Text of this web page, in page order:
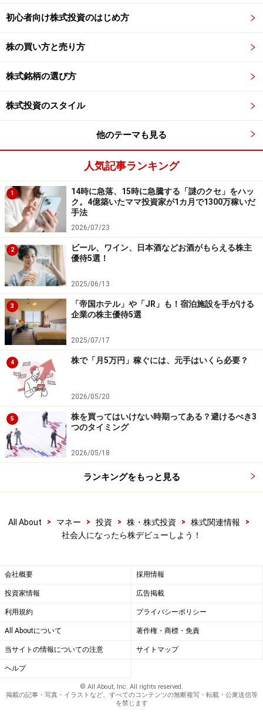
好調ということだけではありません。長く続いている低
金利時代がこのような流れを引き起こしたことも事実で
いまの時代、銀行に預けておくだけではお金はほとんど
増えません。
でも、株式投資なら運用の手腕で大きなリターンを狙う
きそうにない夢も、投資を味方につければ不可能ではな
いかもしれないのです。
環境の変化は、新しいことにチャレンジするのに絶好の
チャンス。「できる社会人」めざして、さっそく株を始
めてみてはいかがでしょうか？
※記事内容は執筆時点のものです。最新の内容をご確認くださ
本記事の内容は一般的な情報提供を目的としており、特定の金融
商品や投資行動を推奨するものではありません。
投資や資産運用に関する最終的なご判断はご自身の責任において
行ってください。
掲載情報の正確性・完全性については十分に配慮しております
が、その内容を保証するものではなく、これに基づく損失・損害
などについて当社は一切の責任を負いません。
最新の情報や詳細については、必ず各金融機関やサービス提供者
の公式情報をご確認ください。
【編集部からのお知らせ】
・「家計」について、アンケート（2026/8/31まで）
中です！
※抽選で20名にAmazonギフト券1000円分プレゼント
※謝礼付きの限定アンケートやモニター企画に参加が可能に
初心者向け株式投資のはじめ方
株の買い方と売り方
株式銘柄の選び方
株式投資のスタイル
他のテーマも見る
人気記事ランキング
1
14時に急落、15時に急騰する「謎のクセ」をハッ
ク。4億築いたママ投資家が1カ月で1300万稼いだ
手法
2026/07/23
2
ビール、ワイン、日本酒などお酒がもらえる株主
優待5選！
2025/06/13
3
「帝国ホテル」や「JR」も！宿泊施設を手がける
企業の株主優待5選
2025/07/17
4 株で「月5万円」稼ぐには、元手はいくら必要？
2026/05/20
5
株を買ってはいけない時期ってある？避けるべき3
つのタイミング
2026/05/18
ランキングをもっと見る
All About > マネー > 投資 > 株・株式投資 > 株式関連情報
>
社会人になったら株デビューしよう！
会社概要 採用情報
投資家情報 広告掲載
利用規約 プライバシーポリシー
All Aboutについて 著作権・商標・免責
当サイトの情報についての注意 サイトマップ
ヘルプ
© All About, Inc. All rights reserved.
掲載の記事・写真・イラストなど、すべてのコンテンツの無断複写・転載・公衆送信等
を禁じます